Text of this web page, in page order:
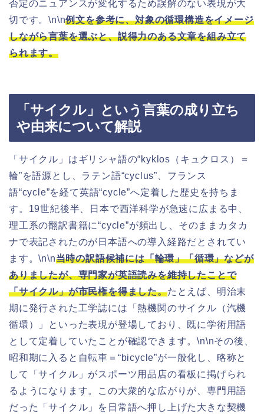
否定のニュアンスが変化するため誤解のない表現が大
切です。\n\n例文を参考に、対象の循環構造をイメージ
しながら言葉を選ぶと、説得力のある文章を組み立て
られます。
「サイクル」という言葉の成り立ち
や由来について解説
「サイクル」はギリシャ語の“kyklos（キュクロス）＝
輪”を語源とし、ラテン語“cyclus”、フランス
語“cycle”を経て英語“cycle”へ定着した歴史を持ちま
す。19世紀後半、日本で西洋科学が急速に広まる中、
理工系の翻訳書籍に“cycle”が頻出し、そのままカタカ
ナで表記されたのが日本語への導入経路だとされてい
ます。\n\n当時の訳語候補には「輪環」「循環」などが
ありましたが、専門家が英語読みを維持したことで
「サイクル」が市民権を得ました。たとえば、明治末
期に発行された工学誌には「熱機関のサイクル（汽機
循環）」といった表現が登場しており、既に学術用語
として定着していたことが確認できます。\n\nその後、
昭和期に入ると自転車＝“bicycle”が一般化し、略称と
して「サイクル」がスポーツ用品店の看板に掲げられ
るようになります。この大衆的な広がりが、専門用語
だった「サイクル」を日常語へ押し上げた大きな契機